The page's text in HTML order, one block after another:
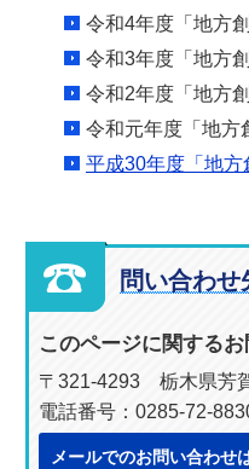
令和4年度「地方
令和3年度「地方
令和2年度「地方
令和元年度「地方
平成30年度「地方
問い合わせ
このページに関する
〒321-4293 栃木県芳
電話番号：0285-72-
メールでのお問い合わせ